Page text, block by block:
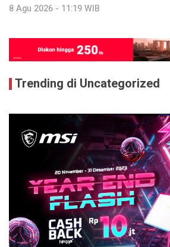
8 Agu 2026 - 11:19 WIB
Trending di Uncategorized